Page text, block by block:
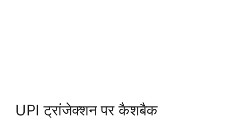
UPI ट्रांजेक्शन पर कैशबैक